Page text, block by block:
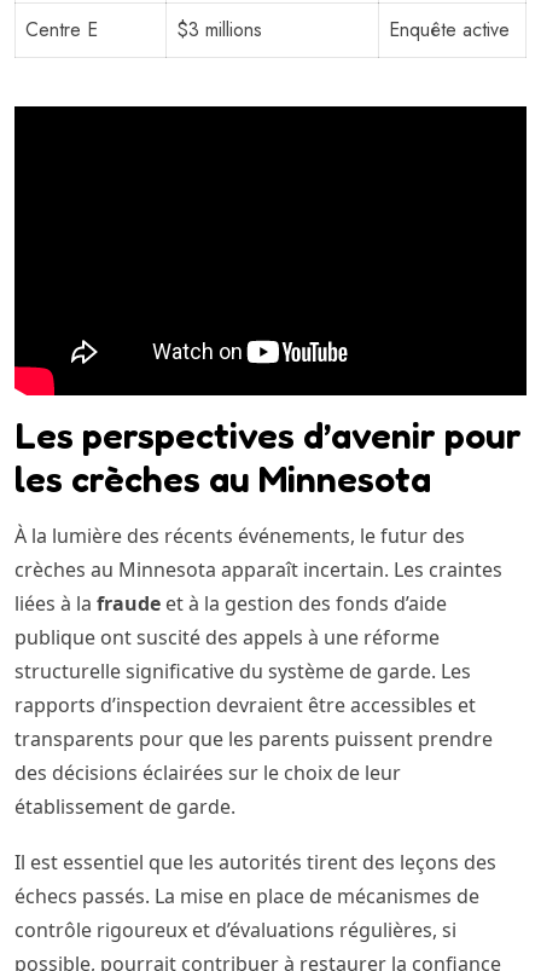
Centre E
$3 millions Enquête active
Les perspectives d’avenir pour
les crèches au Minnesota
À la lumière des récents événements, le futur des
crèches au Minnesota apparaît incertain. Les craintes
liées à la fraude et à la gestion des fonds d’aide
publique ont suscité des appels à une réforme
structurelle significative du système de garde. Les
rapports d’inspection devraient être accessibles et
transparents pour que les parents puissent prendre
des décisions éclairées sur le choix de leur
établissement de garde.
Il est essentiel que les autorités tirent des leçons des
échecs passés. La mise en place de mécanismes de
contrôle rigoureux et d’évaluations régulières, si
possible, pourrait contribuer à restaurer la confiance